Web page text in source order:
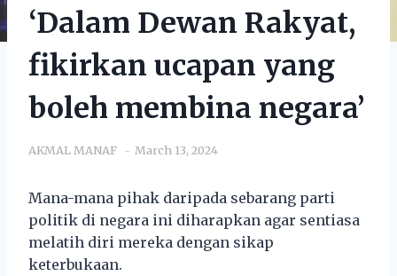
‘Dalam Dewan Rakyat,
fikirkan ucapan yang
boleh membina negara’
AKMAL MANAF March 13, 2024
Mana-mana pihak daripada sebarang parti
politik di negara ini diharapkan agar sentiasa
melatih diri mereka dengan sikap
keterbukaan.